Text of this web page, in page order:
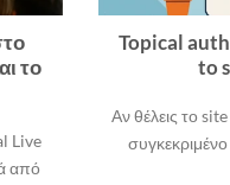
το
Live
από
Topical
to
Αν θέλεις το